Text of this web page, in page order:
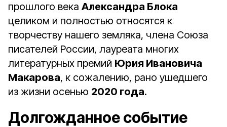
прошлого века Александра Блока
целиком и полностью относятся к
творчеству нашего земляка, члена Союза
писателей России, лауреата многих
литературных премий Юрия Ивановича
Макарова, к сожалению, рано ушедшего
из жизни осенью 2020 года.
Долгожданное событие